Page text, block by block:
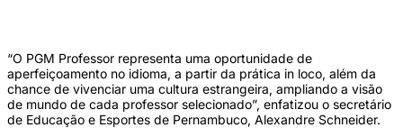
“O PGM Professor representa uma oportunidade de
aperfeiçoamento no idioma, a partir da prática in loco, além da
chance de vivenciar uma cultura estrangeira, ampliando a visão
de mundo de cada professor selecionado”, enfatizou o secretário
de Educação e Esportes de Pernambuco, Alexandre Schneider.